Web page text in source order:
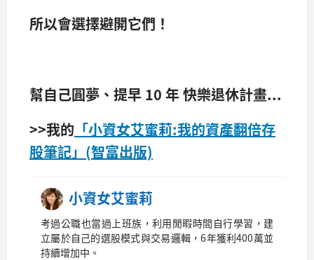
所以會選擇避開它們！
幫自己圓夢、提早 10 年 快樂退休計畫...
>>我的 「小資女艾蜜莉:我的資產翻倍存
股筆記」(智富出版)
小資女艾蜜莉
考過公職也當過上班族，利用閒暇時間自行學習，建
立屬於自己的選股模式與交易邏輯，6年獲利400萬並
持續增加中。